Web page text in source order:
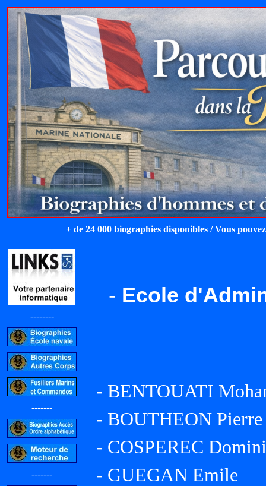
+ de 24 000 biographies disponibles / Vous
--------
-------
-------
- Ecole
- BENTOUATI
- BOUTHEON Pierre
- COSPEREC
- GUEGAN Emile